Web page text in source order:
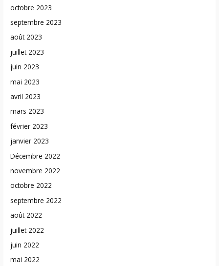
octobre 2023
septembre 2023
août 2023
juillet 2023
juin 2023
mai 2023
avril 2023
mars 2023
février 2023
janvier 2023
Décembre 2022
novembre 2022
octobre 2022
septembre 2022
août 2022
juillet 2022
juin 2022
mai 2022